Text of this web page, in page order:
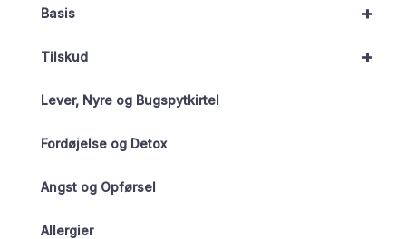
+
Basis
+
Tilskud
Lever, Nyre og Bugspytkirtel
Fordøjelse og Detox
Angst og Opførsel
Allergier